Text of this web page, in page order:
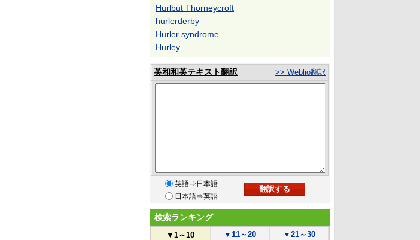
Hurlbut Thorneycroft
hurlerderby
Hurler syndrome
Hurley
英和和英テキスト翻訳 >> Weblio翻訳
英語⇒日本語
日本語⇒英語
検索ランキング
▼ 1～10 ▼ 11～20 ▼ 21～30